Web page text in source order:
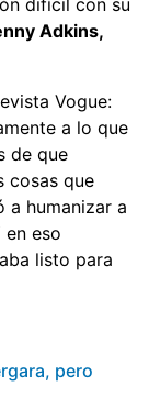
Adkins,
Vogue:
a lo que
de que
cosas que
a humanizar a
en eso
listo para
pero